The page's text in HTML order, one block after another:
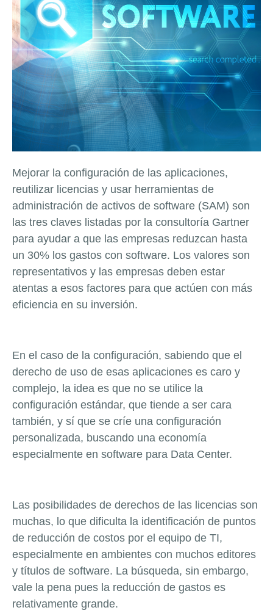
Mejorar la configuración de las aplicaciones,
reutilizar licencias y usar herramientas de
administración de activos de software (SAM) son
las tres claves listadas por la consultoría Gartner
para ayudar a que las empresas reduzcan hasta
un 30% los gastos con software. Los valores son
representativos y las empresas deben estar
atentas a esos factores para que actúen con más
eficiencia en su inversión.
En el caso de la configuración, sabiendo que el
derecho de uso de esas aplicaciones es caro y
complejo, la idea es que no se utilice la
configuración estándar, que tiende a ser cara
también, y sí que se críe una configuración
personalizada, buscando una economía
especialmente en software para Data Center.
Las posibilidades de derechos de las licencias son
muchas, lo que dificulta la identificación de puntos
de reducción de costos por el equipo de TI,
especialmente en ambientes con muchos editores
y títulos de software. La búsqueda, sin embargo,
vale la pena pues la reducción de gastos es
relativamente grande.